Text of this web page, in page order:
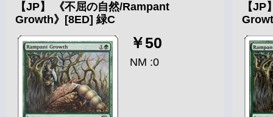
【JP】 《不屈の自然/Rampant
Growth》[8ED] 緑C
￥50
NM :0
【